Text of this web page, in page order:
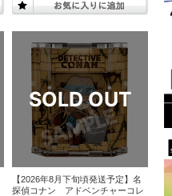
【2026年8月下旬頃発送予定】名
探偵コナン アドベンチャーコレ